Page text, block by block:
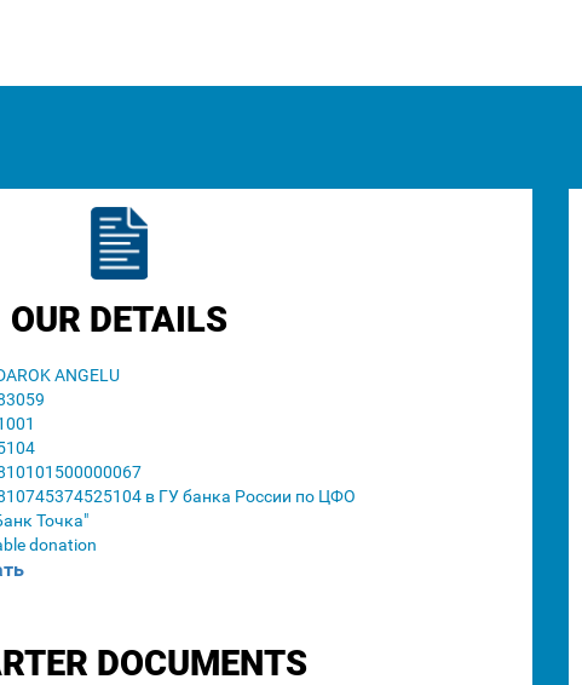
OUR DETAILS
ANGELU
в ГУ банка России по ЦФО
Точка"
donation
DOCUMENTS